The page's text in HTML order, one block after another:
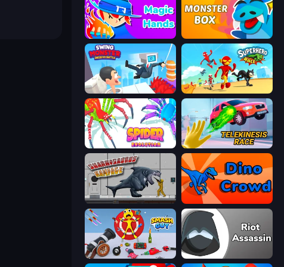
Magic Hands Monster Box
Swing Monster: Decisive Battle Superhero Race!
Spider Evolution: Runner Game Telekinesis Race 3D
Sharkosaurus Rampage Dino Crowd
Riot Assassin